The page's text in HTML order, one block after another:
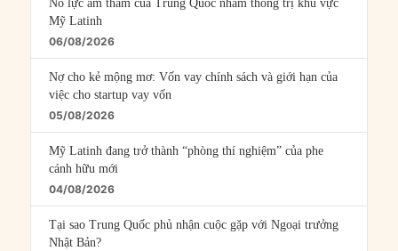
Nỗ lực âm thầm của Trung Quốc nhằm thống trị khu vực
Mỹ Latinh
06/08/2026
Nợ cho kẻ mộng mơ: Vốn vay chính sách và giới hạn của
việc cho startup vay vốn
05/08/2026
Mỹ Latinh đang trở thành “phòng thí nghiệm” của phe
cánh hữu mới
04/08/2026
Tại sao Trung Quốc phủ nhận cuộc gặp với Ngoại trưởng
Nhật Bản?